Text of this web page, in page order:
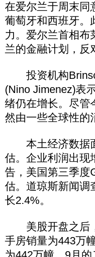
在爱尔兰于周末同
葡萄牙和西班牙。
力。爱尔兰首相布
兰的金融计划，反
投资机构
(Nino Jimenez)表
绪仍在增长。尽管
然由一些全球性的
本土经济数据面
估。企业利润出现
告，美国第三季度
估。道琼斯新闻调
长2.4%。
美股开盘之后，
手房销量为443万